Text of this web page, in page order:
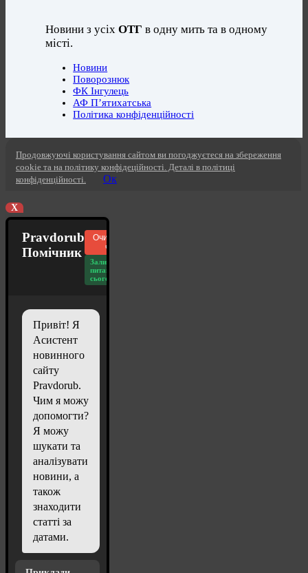
Новини з усіхОТГ в одну мить та в одному
місті.
Новини
Поворознюк
ФК Інгулець
АФ П’ятихатська
Політика конфіденційності
Продовжуючі користування сайтом ви погоджуєтеся на збереження
cookie та на політику конфідеційності. Деталі в політиці
конфіденційності.
Ок
X
Pravdorub
Помічник
Очистити
чат
Залишилось
питань
сьогодні: 20
Привіт! Я
Асистент
новинного
сайту
Pravdorub.
Чим я можу
допомогти?
Я можу
шукати та
аналізувати
новини, а
також
знаходити
статті за
датами.